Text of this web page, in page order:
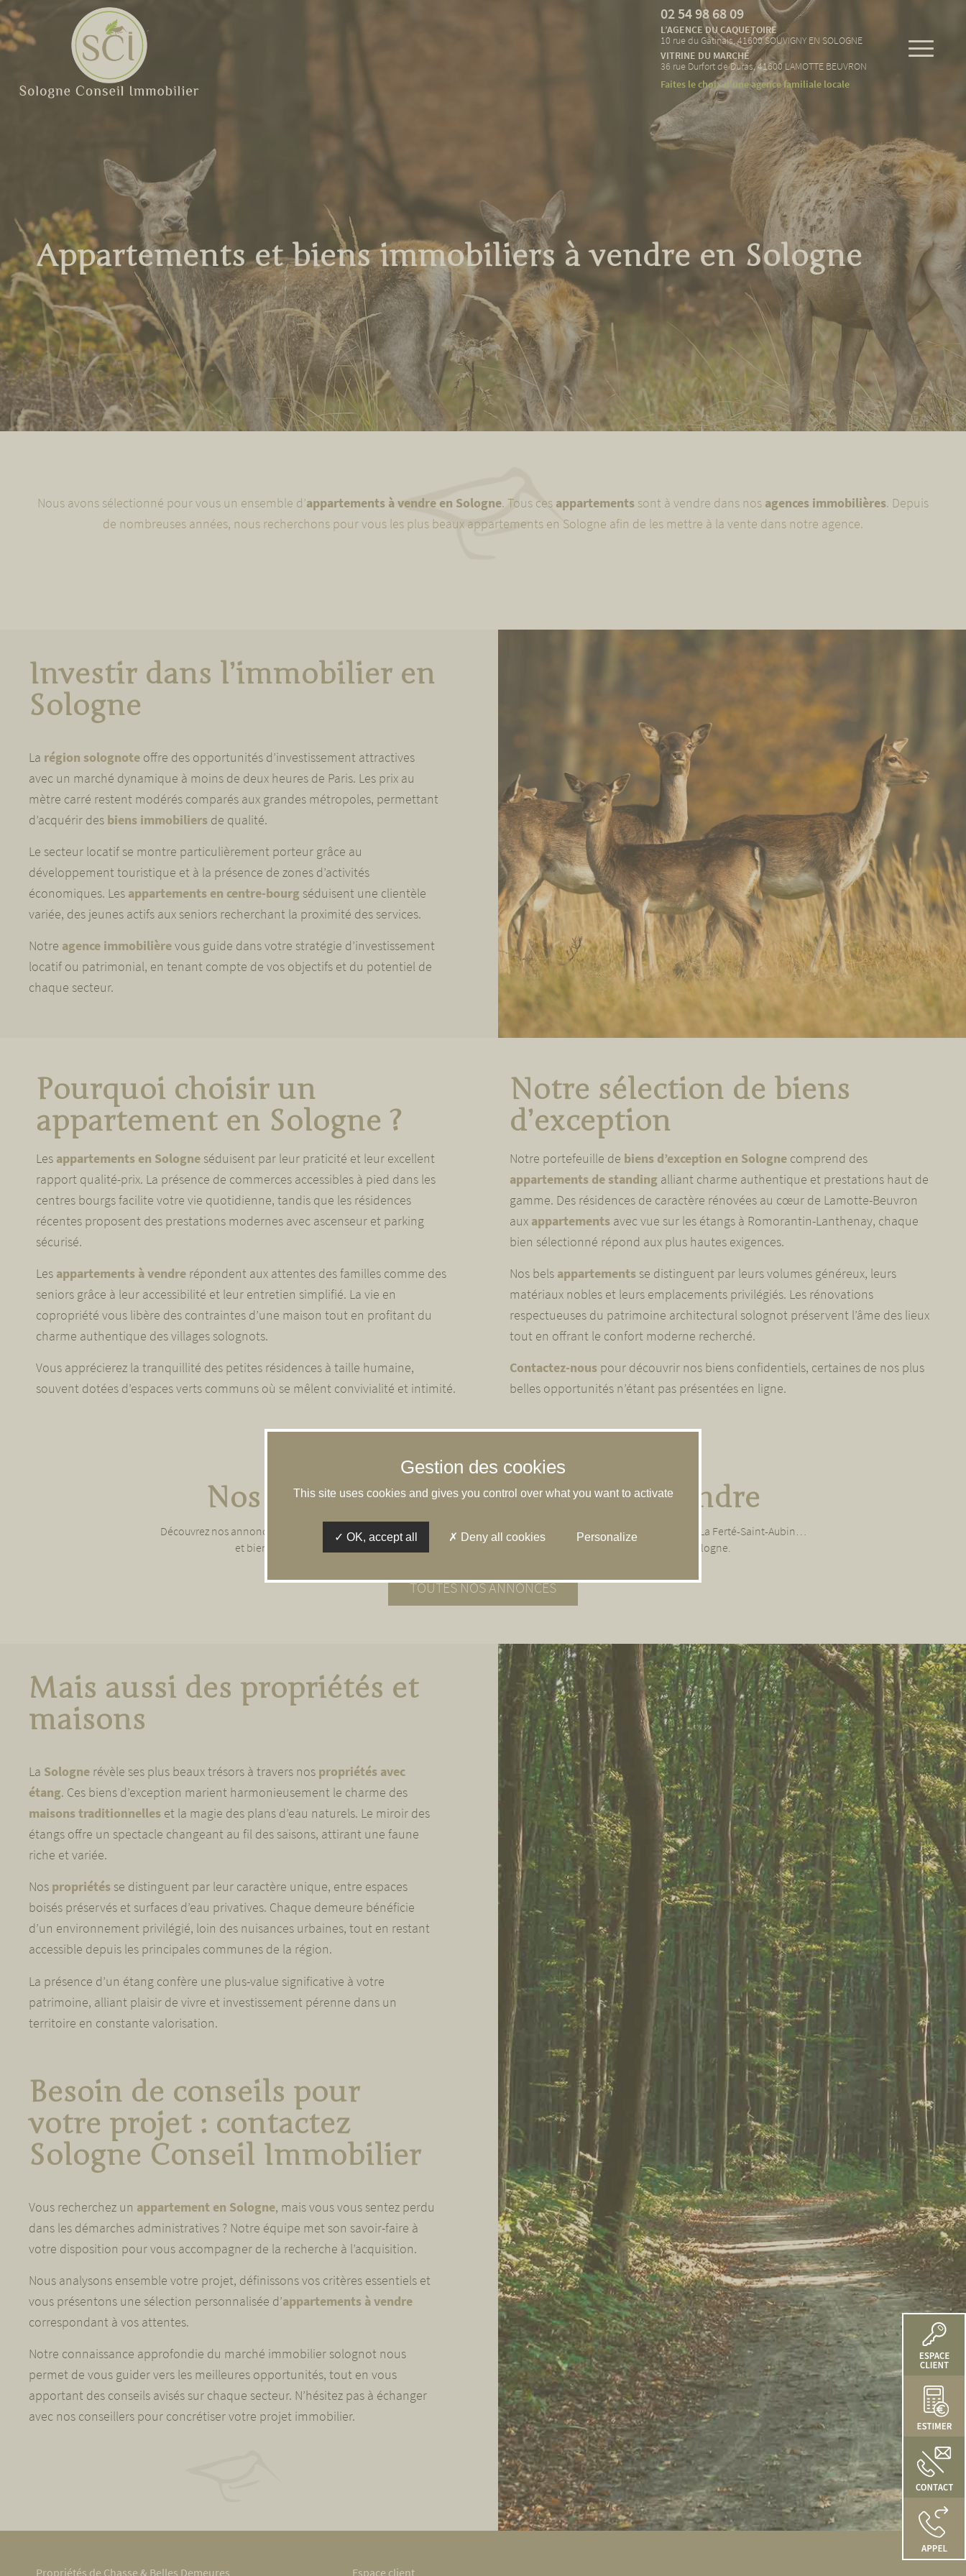
02 54 98 68 09
L’AGENCE DU CAQUETOIRE
10 rue du Gâtinais, 41600 SOUVIGNY EN SOLOGNE
VITRINE DU MARCHÉ
36 rue Durfort de Duras, 41600 LAMOTTE BEUVRON
Faites le choix d'une agence familiale locale
Appartements et biens immobiliers à vendre en Sologne
Nous avons sélectionné pour vous un ensemble d’appartements à vendre en Sologne. Tous ces appartements sont à vendre dans nos agences immobilières. Depuis
de nombreuses années, nous recherchons pour vous les plus beaux appartements en Sologne afin de les mettre à la vente dans notre agence.
Investir dans l’immobilier en
Sologne
La région solognote offre des opportunités d’investissement attractives
avec un marché dynamique à moins de deux heures de Paris. Les prix au
mètre carré restent modérés comparés aux grandes métropoles, permettant
d’acquérir des biens immobiliers de qualité.
Le secteur locatif se montre particulièrement porteur grâce au
développement touristique et à la présence de zones d’activités
économiques. Les appartements en centre-bourg séduisent une clientèle
variée, des jeunes actifs aux seniors recherchant la proximité des services.
Notre agence immobilièrevous guide dans votre stratégie d’investissement
locatif ou patrimonial, en tenant compte de vos objectifs et du potentiel de
chaque secteur.
Pourquoi choisir un
appartement en Sologne ?
Les appartements en Sologne séduisent par leur praticité et leur excellent
rapport qualité-prix. La présence de commerces accessibles à pied dans les
centres bourgs facilite votre vie quotidienne, tandis que les résidences
récentes proposent des prestations modernes avec ascenseur et parking
sécurisé.
Les appartements à vendre répondent aux attentes des familles comme des
seniors grâce à leur accessibilité et leur entretien simplifié. La vie en
copropriété vous libère des contraintes d’une maison tout en profitant du
charme authentique des villages solognots.
Vous apprécierez la tranquillité des petites résidences à taille humaine,
souvent dotées d’espaces verts communs où se mêlent convivialité et intimité.
Notre sélection de biens
d’exception
Notre portefeuille de biens d’exception en Sologne comprend des
appartements de standing alliant charme authentique et prestations haut de
gamme. Des résidences de caractère rénovées au cœur de Lamotte-Beuvron
aux appartements avec vue sur les étangs à Romorantin-Lanthenay, chaque
bien sélectionné répond aux plus hautes exigences.
Nos bels appartements se distinguent par leurs volumes généreux, leurs
matériaux nobles et leurs emplacements privilégiés. Les rénovations
respectueuses du patrimoine architectural solognot préservent l’âme des lieux
tout en offrant le confort moderne recherché.
Contactez-nous pour découvrir nos biens confidentiels, certaines de nos plus
belles opportunités n’étant pas présentées en ligne.
Nos annonces d’appartements à vendre
Découvrez nos annonces de vente d’appartements en Sologne. Romorantin-Lanthenay, Lamotte-Beuvron, Salbris, La Ferté-Saint-Aubin…
et bien d’autres encore ! Retrouvez tous nos biens disponibles dans l’ensemble du territoire de la Sologne.
TOUTES NOS ANNONCES
Mais aussi des propriétés et
maisons
La Sologne révèle ses plus beaux trésors à travers nos propriétés avec
étang. Ces biens d’exception marient harmonieusement le charme des
maisons traditionnelles et la magie des plans d’eau naturels. Le miroir des
étangs offre un spectacle changeant au fil des saisons, attirant une faune
riche et variée.
Nos propriétés se distinguent par leur caractère unique, entre espaces
boisés préservés et surfaces d’eau privatives. Chaque demeure bénéficie
d’un environnement privilégié, loin des nuisances urbaines, tout en restant
accessible depuis les principales communes de la région.
La présence d’un étang confère une plus-value significative à votre
patrimoine, alliant plaisir de vivre et investissement pérenne dans un
territoire en constante valorisation.
Besoin de conseils pour
votre projet : contactez
Sologne Conseil Immobilier
Vous recherchez un appartement en Sologne, mais vous vous sentez perdu
dans les démarches administratives ? Notre équipe met son savoir-faire à
votre disposition pour vous accompagner de la recherche à l’acquisition.
Nous analysons ensemble votre projet, définissons vos critères essentiels et
vous présentons une sélection personnalisée d’appartements à vendre
correspondant à vos attentes.
Notre connaissance approfondie du marché immobilier solognot nous
permet de vous guider vers les meilleures opportunités, tout en vous
apportant des conseils avisés sur chaque secteur. N’hésitez pas à échanger
avec nos conseillers pour concrétiser votre projet immobilier.
Propriétés de Chasse & Belles Demeures Espace client
Cookies management panel
This site uses cookies and gives you control over what you want to activate
OK, accept all Deny all cookies Personalize